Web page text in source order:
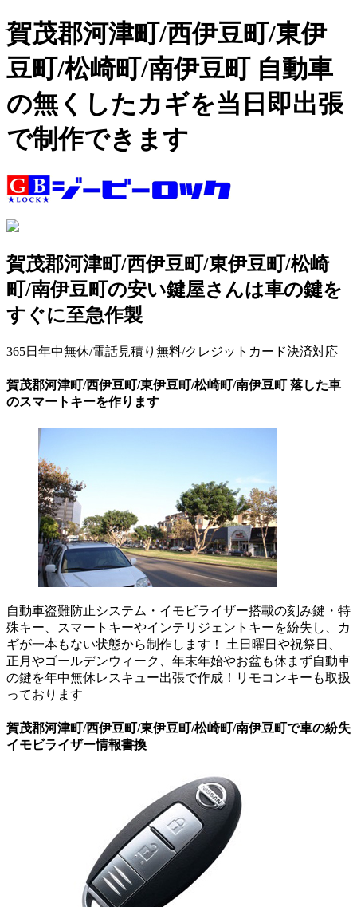
賀茂郡河津町/西伊豆町/東伊
豆町/松崎町/南伊豆町 自動車
の無くしたカギを当日即出張
で制作できます
賀茂郡河津町/西伊豆町/東伊豆町/松崎
町/南伊豆町の安い鍵屋さんは車の鍵を
すぐに至急作製
365日年中無休/電話見積り無料/クレジットカード決済対応
賀茂郡河津町/西伊豆町/東伊豆町/松崎町/南伊豆町 落した車
のスマートキーを作ります
自動車盗難防止システム・イモビライザー搭載の刻み鍵・特
殊キー、スマートキーやインテリジェントキーを紛失し、カ
ギが一本もない状態から制作します！ 土日曜日や祝祭日、
正月やゴールデンウィーク、年末年始やお盆も休まず自動車
の鍵を年中無休レスキュー出張で作成！リモコンキーも取扱
っております
賀茂郡河津町/西伊豆町/東伊豆町/松崎町/南伊豆町で車の紛失
イモビライザー情報書換